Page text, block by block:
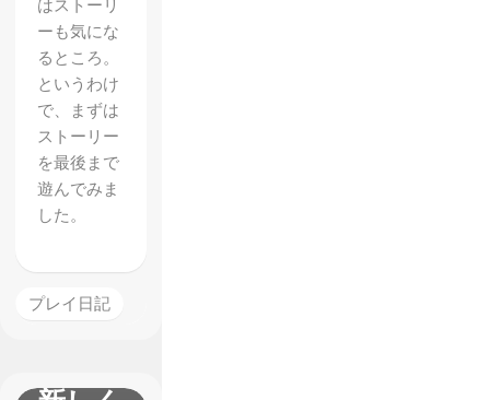
はストーリ
ーも気にな
るところ。
というわけ
で、まずは
ストーリー
を最後まで
遊んでみま
した。
プレイ日記
チャロ
ン）】
体験版
インプ
レッシ
ョン
「バー
チャロ
ン」だ